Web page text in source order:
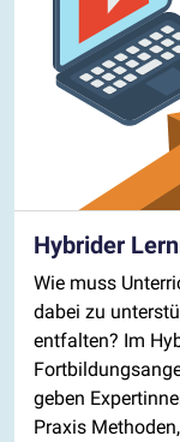
Hybrider
Wie muss
dabei zu
entfalten? Im
geben
Praxis